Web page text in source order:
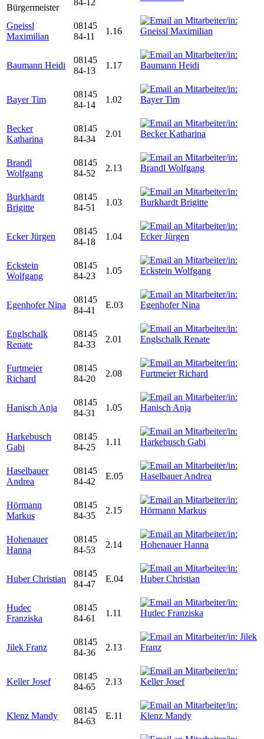
Bürgermeister
84-12
Gneissl
Maximilian
08145
84-11
1.16
Baumann Heidi
08145
84-13
1.17
Bayer Tim
08145
84-14
1.02
Becker
Katharina
08145
84-34
2.01
Brandl
Wolfgang
08145
84-52
2.13
Burkhardt
Brigitte
08145
84-51
1.03
Ecker Jürgen
08145
84-18
1.04
Eckstein
Wolfgang
08145
84-23
1.05
Egenhofer Nina
08145
84-41
E.03
Englschalk
Renate
08145
84-33
2.01
Furtmeier
Richard
08145
84-20
2.08
Hanisch Anja
08145
84-31
1.05
Harkebusch
Gabi
08145
84-25
1.11
Haselbauer
Andrea
08145
84-42
E.05
Hörmann
Markus
08145
84-35
2.15
Hohenauer
Hanna
08145
84-53
2.14
Huber Christian
08145
84-47
E.04
Hudec
Franziska
08145
84-61
1.11
Jilek Franz
08145
84-36
2.13
Keller Josef
08145
84-65
2.13
Klenz Mandy
08145
84-63
E.11